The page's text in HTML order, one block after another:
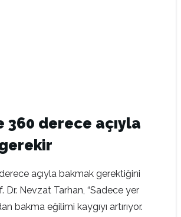
360 derece açıyla
açıyla bakmak gerektiğini
Dr. Nevzat Tarhan, “Sadece yer
bakma eğilimi kaygıyı artırıyor.